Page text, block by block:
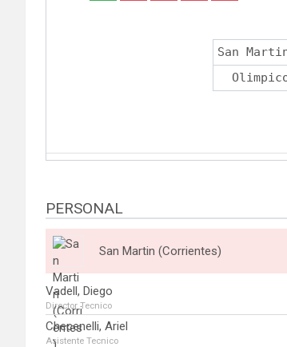
San
PERSONAL
San Martin (Corrientes)
Vadell, Diego
Director Tecnico
Checenelli, Ariel
Asistente Tecnico